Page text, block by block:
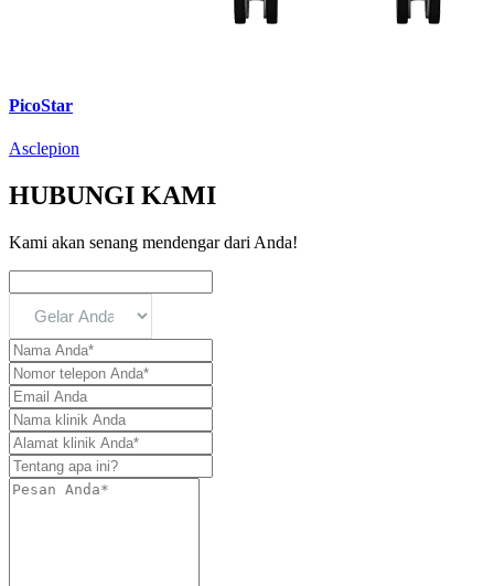
PicoStar
Asclepion
HUBUNGI KAMI
Kami akan senang mendengar dari Anda!